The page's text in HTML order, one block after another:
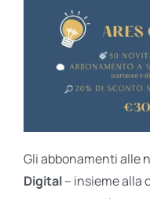
Gli abbonamenti alle
Digital– insieme alla